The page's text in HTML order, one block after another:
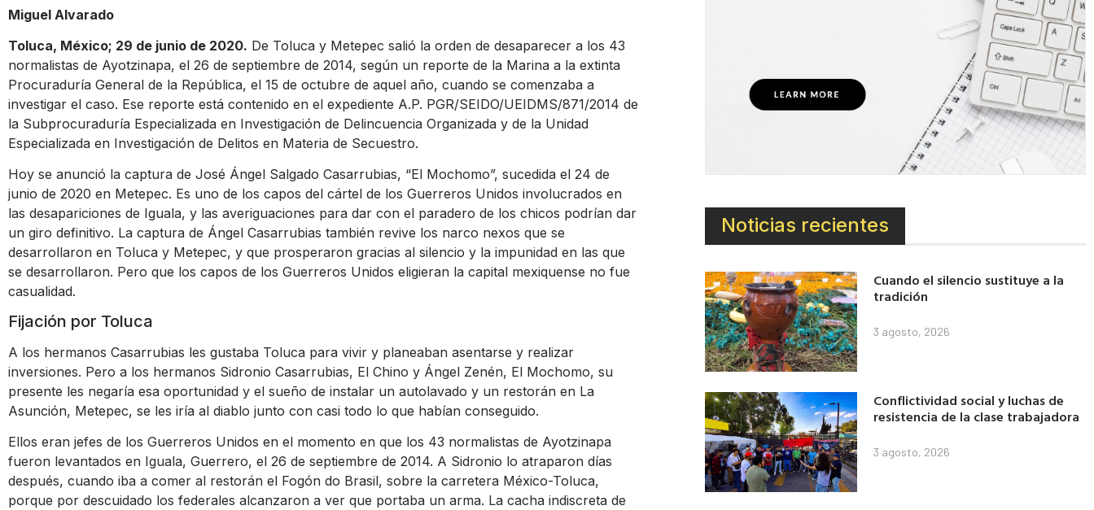
Miguel Alvarado
Toluca, México; 29 de junio de 2020. De Toluca y Metepec salió la orden de desaparecer a los 43
normalistas de Ayotzinapa, el 26 de septiembre de 2014, según un reporte de la Marina a la extinta
Procuraduría General de la República, el 15 de octubre de aquel año, cuando se comenzaba a
investigar el caso. Ese reporte está contenido en el expediente A.P. PGR/SEIDO/UEIDMS/871/2014 de
la Subprocuraduría Especializada en Investigación de Delincuencia Organizada y de la Unidad
Especializada en Investigación de Delitos en Materia de Secuestro.
Hoy se anunció la captura de José Ángel Salgado Casarrubias, “El Mochomo”, sucedida el 24 de
junio de 2020 en Metepec. Es uno de los capos del cártel de los Guerreros Unidos involucrados en
las desapariciones de Iguala, y las averiguaciones para dar con el paradero de los chicos podrían dar
un giro definitivo. La captura de Ángel Casarrubias también revive los narco nexos que se
desarrollaron en Toluca y Metepec, y que prosperaron gracias al silencio y la impunidad en las que
se desarrollaron. Pero que los capos de los Guerreros Unidos eligieran la capital mexiquense no fue
casualidad.
Fijación por Toluca
A los hermanos Casarrubias les gustaba Toluca para vivir y planeaban asentarse y realizar
inversiones. Pero a los hermanos Sidronio Casarrubias, El Chino y Ángel Zenén, El Mochomo, su
presente les negaría esa oportunidad y el sueño de instalar un autolavado y un restorán en La
Asunción, Metepec, se les iría al diablo junto con casi todo lo que habían conseguido.
Ellos eran jefes de los Guerreros Unidos en el momento en que los 43 normalistas de Ayotzinapa
fueron levantados en Iguala, Guerrero, el 26 de septiembre de 2014. A Sidronio lo atraparon días
después, cuando iba a comer al restorán el Fogón do Brasil, sobre la carretera México-Toluca,
porque por descuidado los federales alcanzaron a ver que portaba un arma. La cacha indiscreta de
Noticias recientes
Cuando el silencio sustituye a la
tradición
3 agosto, 2026
Conflictividad social y luchas de
resistencia de la clase trabajadora
3 agosto, 2026